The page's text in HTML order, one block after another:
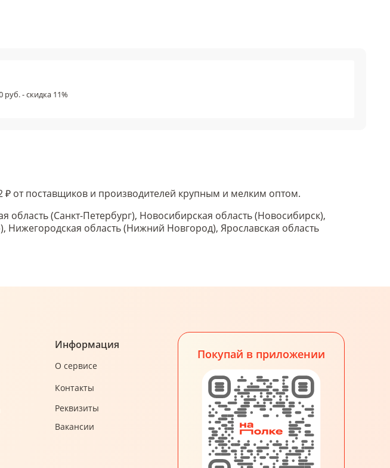
руб. - скидка 11%
от поставщиков и производителей крупным и мелким оптом.
область (Санкт-Петербург), Новосибирская область (Новосибирск),
Нижегородская область (Нижний Новгород), Ярославская область
Информация
О сервисе
Контакты
Реквизиты
Вакансии
Покупай в приложении